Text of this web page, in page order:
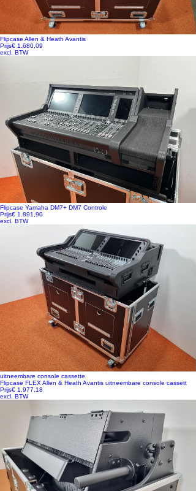
Flipcase Allen & Heath Avantis
Prijs€ 1.680,09
excl. BTW
Flipcase Yamaha DM7+ DM7 Controle
Prijs€ 1.891,90
excl. BTW
uitneembare console cassette
Flipcase FLEX Allen & Heath Avantis uitneembare console cassett
Prijs€ 1.977,18
excl. BTW